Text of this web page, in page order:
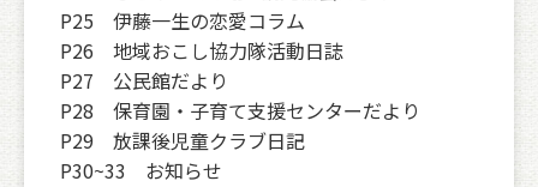
P25 伊藤一生の恋愛コラム
P26 地域おこし協力隊活動日誌
P27 公民館だより
P28 保育園・子育て支援センターだより
P29 放課後児童クラブ日記
P30~33 お知らせ